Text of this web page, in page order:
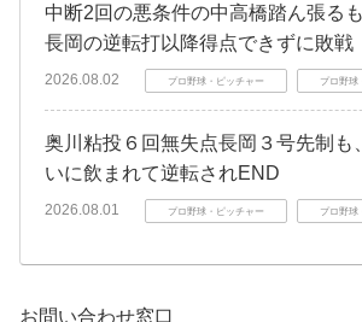
中断2回の悪条件の中高橋踏ん張る
長岡の逆転打以降得点できずに敗戦
2026.08.02 プロ野球・ピッチャー プロ野球
奥川粘投６回無失点長岡３号先制も
いに飲まれて逆転されEND
2026.08.01 プロ野球・ピッチャー プロ野球
お問い合わせ窓口